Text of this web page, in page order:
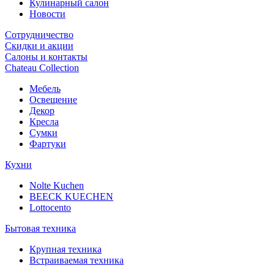
Кулинарный салон
Новости
Сотрудничество
Скидки и акции
Салоны и контакты
Chateau Collection
Мебель
Освещение
Декор
Кресла
Сумки
Фартуки
Кухни
Nolte Kuchen
BEECK KUECHEN
Lottocento
Бытовая техника
Крупная техника
Встраиваемая техника